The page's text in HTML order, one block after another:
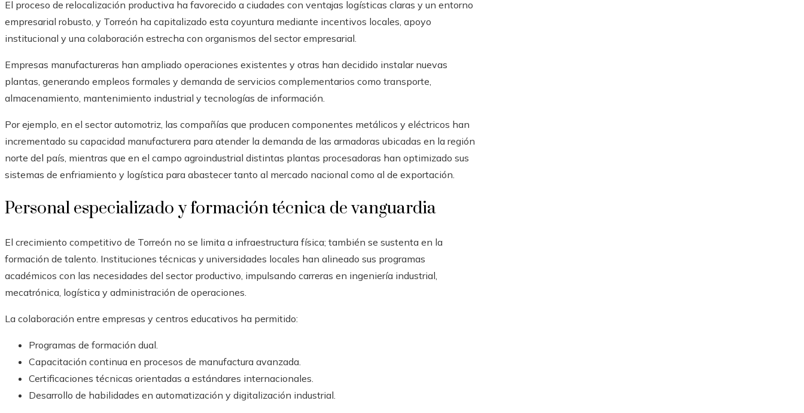
El proceso de relocalización productiva ha favorecido a ciudades con ventajas logísticas claras y un entorno
empresarial robusto, y Torreón ha capitalizado esta coyuntura mediante incentivos locales, apoyo
institucional y una colaboración estrecha con organismos del sector empresarial.
Empresas manufactureras han ampliado operaciones existentes y otras han decidido instalar nuevas
plantas, generando empleos formales y demanda de servicios complementarios como transporte,
almacenamiento, mantenimiento industrial y tecnologías de información.
Por ejemplo, en el sector automotriz, las compañías que producen componentes metálicos y eléctricos han
incrementado su capacidad manufacturera para atender la demanda de las armadoras ubicadas en la región
norte del país, mientras que en el campo agroindustrial distintas plantas procesadoras han optimizado sus
sistemas de enfriamiento y logística para abastecer tanto al mercado nacional como al de exportación.
Personal especializado y formación técnica de vanguardia
El crecimiento competitivo de Torreón no se limita a infraestructura física; también se sustenta en la
formación de talento. Instituciones técnicas y universidades locales han alineado sus programas
académicos con las necesidades del sector productivo, impulsando carreras en ingeniería industrial,
mecatrónica, logística y administración de operaciones.
La colaboración entre empresas y centros educativos ha permitido:
Programas de formación dual.
Capacitación continua en procesos de manufactura avanzada.
Certificaciones técnicas orientadas a estándares internacionales.
Desarrollo de habilidades en automatización y digitalización industrial.